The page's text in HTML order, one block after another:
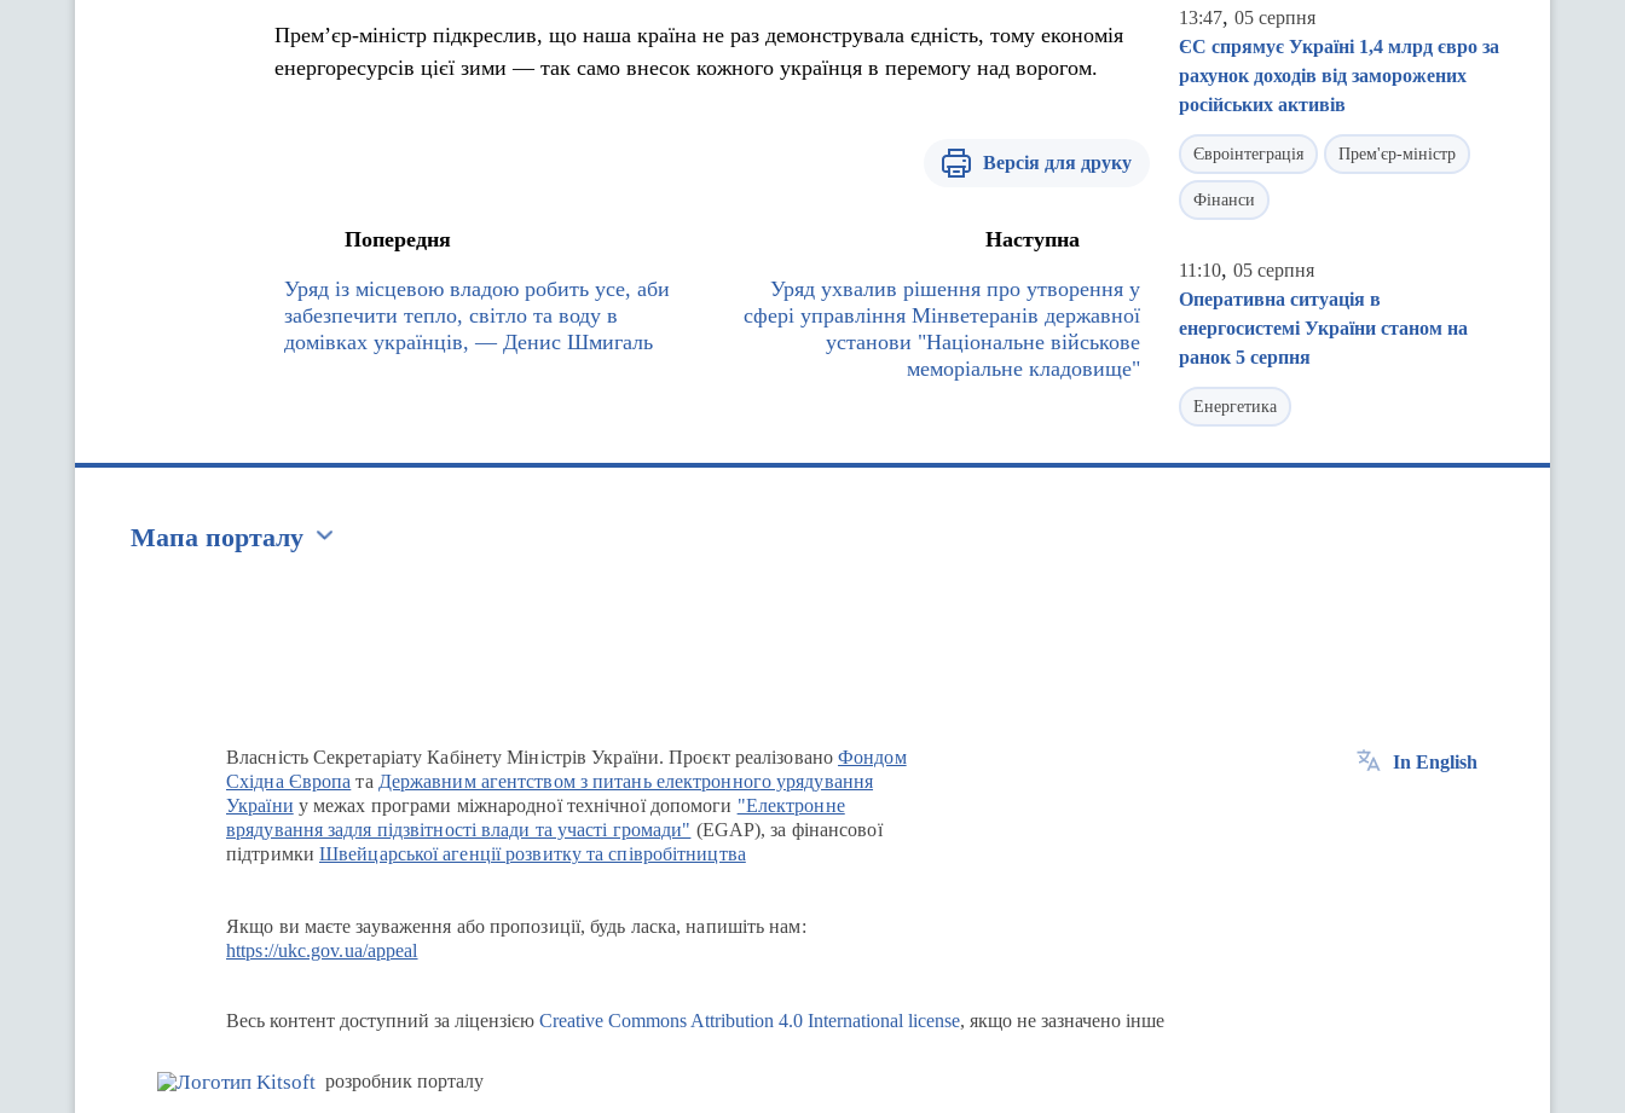
Прем’єр-міністр підкреслив, що наша країна не раз демонструвала єдність, тому економія
енергоресурсів цієї зими — так само внесок кожного українця в перемогу над ворогом.
Версія для друку
Попередня
Уряд із місцевою владою робить усе, аби
забезпечити тепло, світло та воду в
домівках українців, — Денис Шмигаль
Наступна
Уряд ухвалив рішення про утворення у
сфері управління Мінветеранів державної
установи "Національне військове
меморіальне кладовище"
13:47, 05 серпня
ЄС спрямує Україні 1,4 млрд євро за
рахунок доходів від заморожених
російських активів
Євроінтеграція Прем'єр-міністр
Фінанси
11:10, 05 серпня
Оперативна ситуація в
енергосистемі України станом на
ранок 5 серпня
Енергетика
Мапа порталу
Власність Секретаріату Кабінету Міністрів України. Проєкт реалізованоФондом
Східна Європа та Державним агентством з питань електронного урядування
України у межах програми міжнародної технічної допомоги "Електронне
врядування задля підзвітності влади та участі громади" (EGAP), за фінансової
підтримки Швейцарської агенції розвитку та співробітництва
Якщо ви маєте зауваження або пропозиції, будь ласка, напишіть нам:
https://ukc.gov.ua/appeal
In English
Весь контент доступний за ліцензією Creative Commons Attribution 4.0 International license, якщо не зазначено інше
розробник порталу